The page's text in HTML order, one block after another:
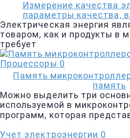
Измерение качества
параметры качества,
Электрическая энергия
товаром, как и продукты в
требует
Процессоры 0
Память
память
Можно выделить три
используемой в
программ, которая
Учет электроэнергии 0